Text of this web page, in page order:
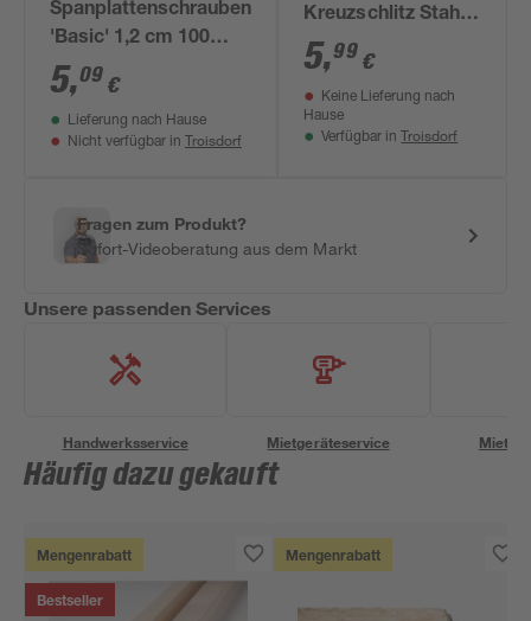
Spanplattenschrauben
'Basic' 1,2 cm 100
Stück
5,09 €
Lieferung nach Hause
Nicht verfügbar in Troisdorf
Kreuzschlitz Stahl
4,0 x 25 mm 100
Stück
5,99 €
Keine Lieferung nach
Hause
Verfügbar in Troisdorf
Fragen zum Produkt?
Sofort-Videoberatung aus dem Markt
Unsere passenden Services
Handwerksservice Mietgeräteservice
Häufig dazu gekauft
Mengenrabatt
Bestseller
Mengenrabatt